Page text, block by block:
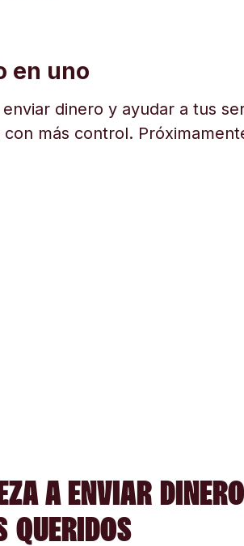
en uno
dinero y ayudar a tus
con más control.
A ENVIAR
QUERIDOS